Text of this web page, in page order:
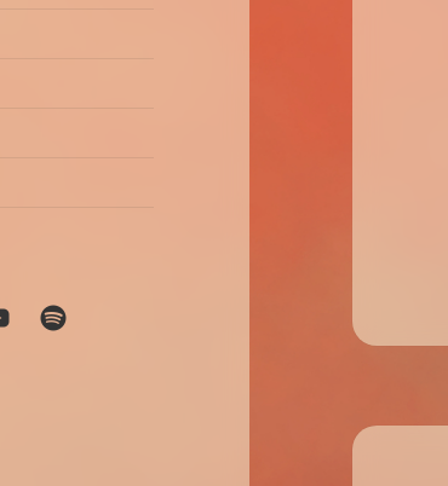
Spotify